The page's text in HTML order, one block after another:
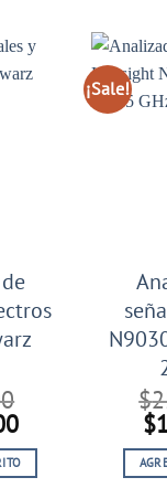
$12,999.00.
El
precio
actual
¡Sale!
$
El
$